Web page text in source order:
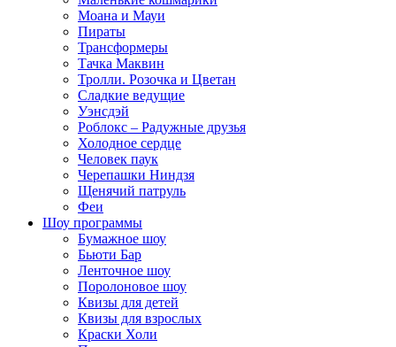
Моана и Мауи
Пираты
Трансформеры
Тачка Маквин
Тролли. Розочка и Цветан
Сладкие ведущие
Уэнсдэй
Роблокс – Радужные друзья
Холодное сердце
Человек паук
Черепашки Ниндзя
Щенячий патруль
Феи
Шоу программы
Бумажное шоу
Бьюти Бар
Ленточное шоу
Поролоновое шоу
Квизы для детей
Квизы для взрослых
Краски Холи